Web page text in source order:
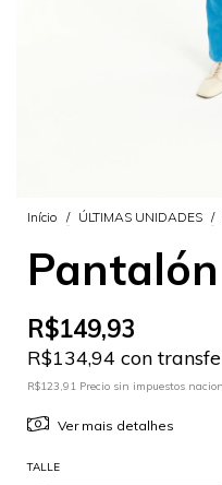
Início / ÚLTIMAS UNIDADES /
R$149,93
R$134,94 con
R$123,91 Precio sin impuestos
Ver mais detalhes
TALLE